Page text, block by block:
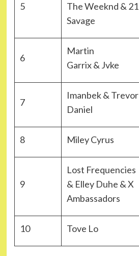
5
The Weeknd & 21
Savage
6
Martin
Garrix & Jvke
7
Imanbek & Trevor
Daniel
8 Miley Cyrus
9
Lost Frequencies
& Elley Duhe & X
Ambassadors
10 Tove Lo